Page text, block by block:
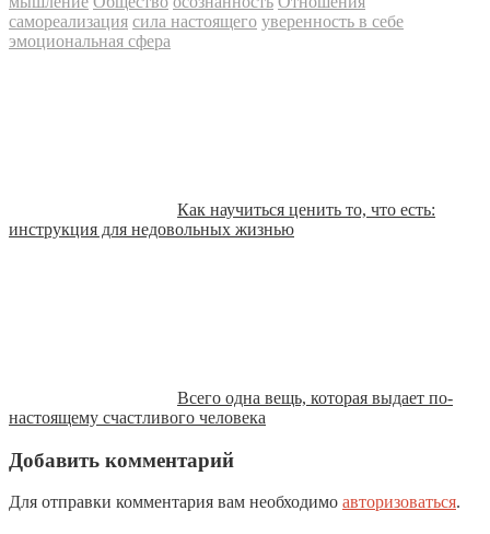
самореализация сила настоящего уверенность в себе
эмоциональная сфера
Как научиться ценить то, что есть:
инструкция для недовольных жизнью
Всего одна вещь, которая выдает по-
настоящему счастливого человека
Добавить комментарий
Для отправки комментария вам необходимо авторизоваться.